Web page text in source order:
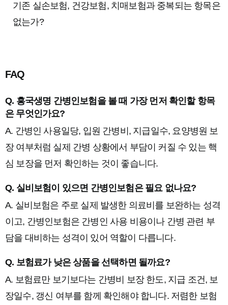
기존 실손보험, 건강보험, 치매보험과 중복되는 항목은
없는가?
FAQ
Q. 흥국생명 간병인보험을 볼 때 가장 먼저 확인할 항목
은 무엇인가요?
A. 간병인 사용일당, 입원 간병비, 지급일수, 요양병원 보
장 여부처럼 실제 간병 상황에서 부담이 커질 수 있는 핵
심 보장을 먼저 확인하는 것이 좋습니다.
Q. 실비보험이 있으면 간병인보험은 필요 없나요?
A. 실비보험은 주로 실제 발생한 의료비를 보완하는 성격
이고, 간병인보험은 간병인 사용 비용이나 간병 관련 부
담을 대비하는 성격이 있어 역할이 다릅니다.
Q. 보험료가 낮은 상품을 선택하면 될까요?
A. 보험료만 보기보다는 간병비 보장 한도, 지급 조건, 보
장일수, 갱신 여부를 함께 확인해야 합니다. 저렴한 보험